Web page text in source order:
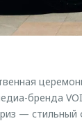
бренда
— стильный